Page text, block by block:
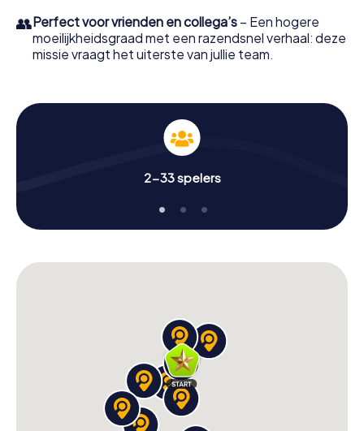
👥Perfect voor vrienden en collega’s – Een hogere
moeilijkheidsgraad met een razendsnel verhaal: deze
missie vraagt het uiterste van jullie team.
2-33 spelers